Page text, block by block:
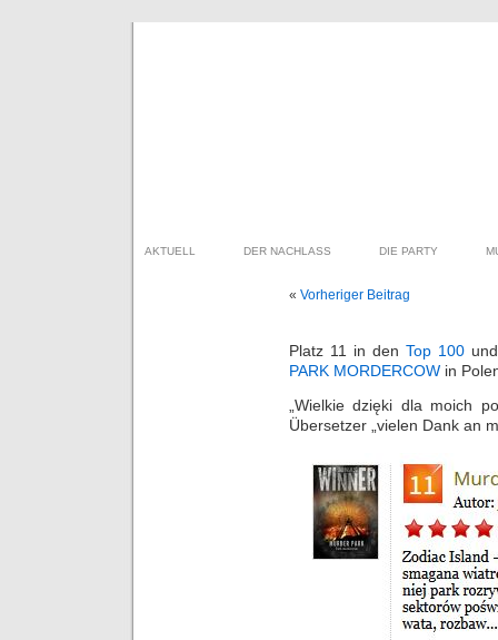
AKTUELL DER NACHLASS DIE PARTY
« Vorheriger Beitrag
Platz 11 in den Top 100und
PARK MORDERCOW in
Wielkie dzięki dla moich
Übersetzer „vielen Dank an